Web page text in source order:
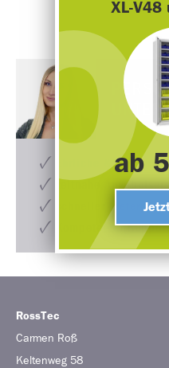
UNTER
Ehrliche &
zeitnahe
schneller
Kompetenter
RossTec
Carmen Roß
Keltenweg 58
XL-V48
ab